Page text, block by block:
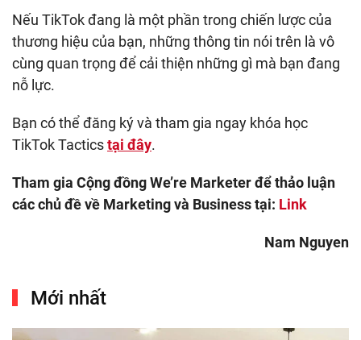
Nếu TikTok đang là một phần trong chiến lược của
thương hiệu của bạn, những thông tin nói trên là vô
cùng quan trọng để cải thiện những gì mà bạn đang
nỗ lực.
Bạn có thể đăng ký và tham gia ngay khóa học
TikTok Tacticstại đây.
Tham gia Cộng đồng We’re Marketer để thảo luận
các chủ đề về Marketing và Business tại: Link
Nam Nguyen
Mới nhất